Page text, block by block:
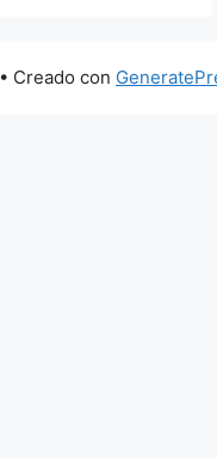
• Creado con